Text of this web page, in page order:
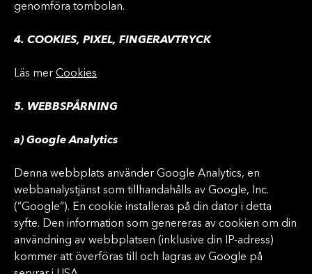
genomföra tombolan.
4. COOKIES, PIXEL, FINGERAVTRYCK
Läs mer Cookies
5. WEBBSPÅRNING
a) Google Analytics
Denna webbplats använder Google Analytics, en
webbanalystjänst som tillhandahålls av Google, Inc.
(”Google”). En cookie installeras på din dator i detta
syfte. Den information som genereras av cookien om din
användning av webbplatsen (inklusive din IP-adress)
kommer att överföras till och lagras av Google på